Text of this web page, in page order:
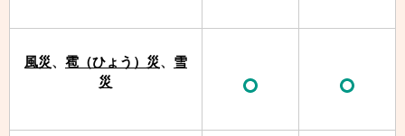
風災、 雹（ひょう）災、 雪
災